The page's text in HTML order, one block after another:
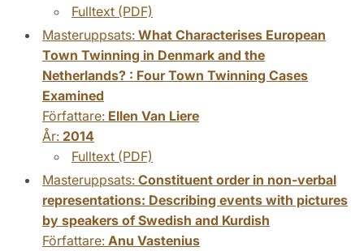
Fulltext (PDF)
Masteruppsats: What Characterises European
Town Twinning in Denmark and the
Netherlands? : Four Town Twinning Cases
Examined
Författare: Ellen Van Liere
År: 2014
Fulltext (PDF)
Masteruppsats: Constituent order in non-verbal
representations: Describing events with pictures
by speakers of Swedish and Kurdish
Författare: Anu Vastenius